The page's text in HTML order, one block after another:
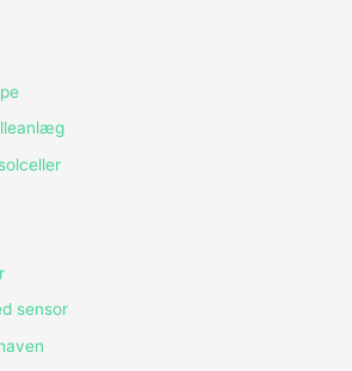
sensor